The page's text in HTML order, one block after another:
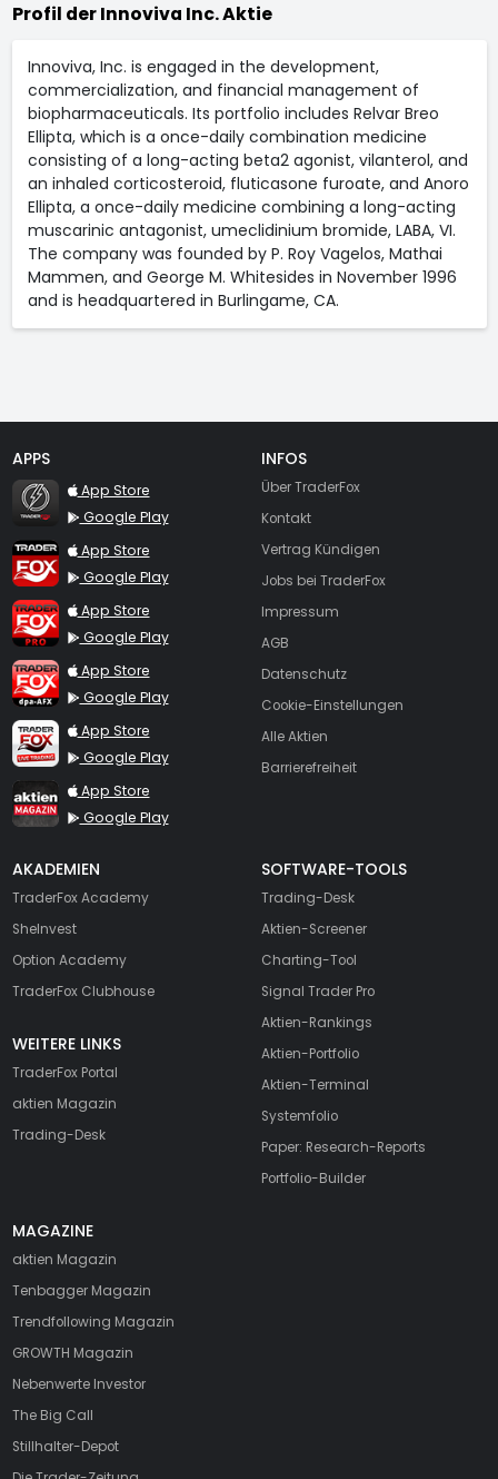
Profil der Innoviva Inc. Aktie
Innoviva, Inc. is engaged in the development,
commercialization, and financial management of
biopharmaceuticals. Its portfolio includes Relvar Breo
Ellipta, which is a once-daily combination medicine
consisting of a long-acting beta2 agonist, vilanterol, and
an inhaled corticosteroid, fluticasone furoate, and Anoro
Ellipta, a once-daily medicine combining a long-acting
muscarinic antagonist, umeclidinium bromide, LABA, VI.
The company was founded by P. Roy Vagelos, Mathai
Mammen, and George M. Whitesides in November 1996
and is headquartered in Burlingame, CA.
APPS
TraderFox Flash
App Store
Google Play
TraderFox App
App Store
Google Play
TraderFox Pro
App Store
Google Play
TraderFox dpa-AFX ProFeed
App Store
Google Play
TraderFox Live Trading
App Store
Google Play
TraderFox aktien Magazin
App Store
Google Play
INFOS
Über TraderFox
Kontakt
Vertrag Kündigen
Jobs bei TraderFox
Impressum
AGB
Datenschutz
Cookie-Einstellungen
Alle Aktien
Barrierefreiheit
AKADEMIEN
TraderFox Academy
SheInvest
Option Academy
TraderFox Clubhouse
WEITERE LINKS
TraderFox Portal
aktien Magazin
Trading-Desk
SOFTWARE-TOOLS
Trading-Desk
Aktien-Screener
Charting-Tool
Signal Trader Pro
Aktien-Rankings
Aktien-Portfolio
Aktien-Terminal
Systemfolio
Paper: Research-Reports
Portfolio-Builder
MAGAZINE
aktien Magazin
Tenbagger Magazin
Trendfollowing Magazin
GROWTH Magazin
Nebenwerte Investor
The Big Call
Stillhalter-Depot